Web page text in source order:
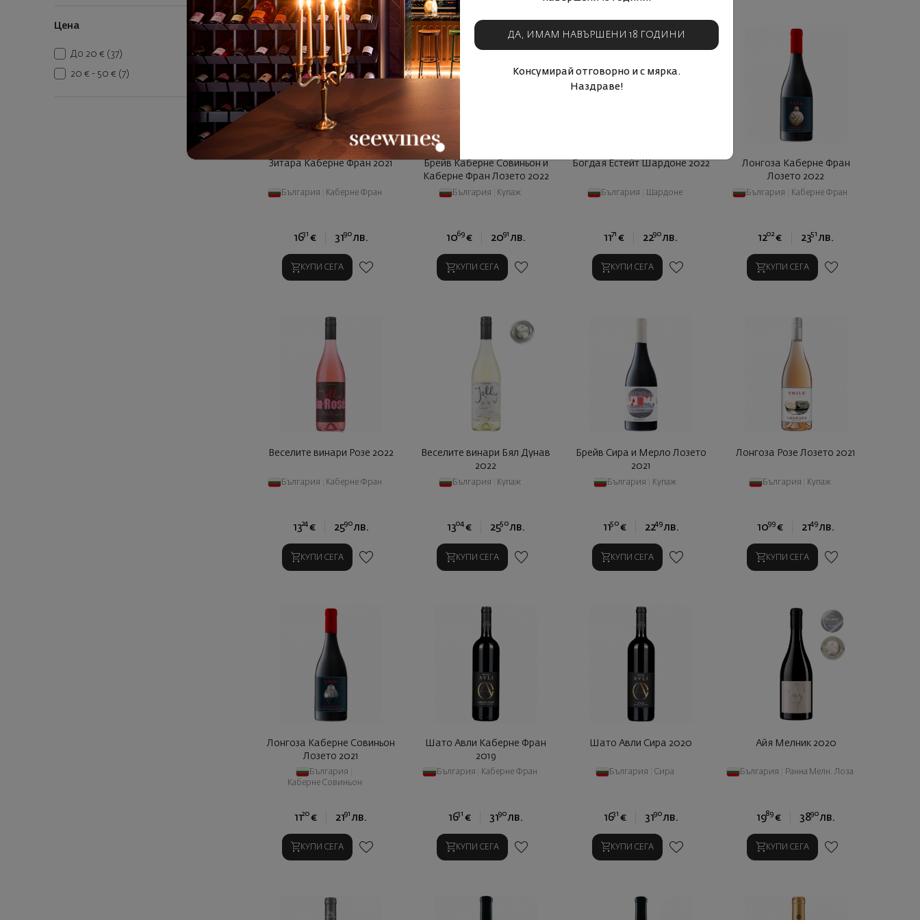
Цена
До 20 € (37)
20 € - 50 € (7)
Зитара Каберне Фран 2021
България Каберне Фран
1631 € 3190 лв.
КУПИ СЕГА
Брейв Каберне Совиньон и
Каберне Фран Лозето 2022
България Купаж
1069 € 2091 лв.
КУПИ СЕГА
Богдая Естейт Шардоне 2022
България Шардоне
1171 € 2290 лв.
КУПИ СЕГА
Лонгоза Каберне Фран
Лозето 2022
България Каберне Фран
1202 € 2351 лв.
КУПИ СЕГА
Веселите винари Розе 2022
България Каберне Фран
1324 € 2590 лв.
КУПИ СЕГА
Веселите винари Бял Дунав
2022
България Купаж
1304 € 2550 лв.
КУПИ СЕГА
Брейв Сира и Мерло Лозето
2021
България Купаж
1150 € 2249 лв.
КУПИ СЕГА
Лонгоза Розе Лозето 2021
България Купаж
1099 € 2149 лв.
КУПИ СЕГА
Лонгоза Каберне Совиньон
Лозето 2021
България
Каберне Совиньон
1120 € 2191 лв.
КУПИ СЕГА
Шато Авли Каберне Фран
2019
България Каберне Фран
1631 € 3190 лв.
КУПИ СЕГА
Шато Авли Сира 2020
България Сира
1631 € 3190 лв.
КУПИ СЕГА
Айя Мелник 2020
България Ранна Мелн. Лоза
1989 € 3890 лв.
КУПИ СЕГА
ДА, ИМАМ НАВЪРШЕНИ 18 ГОДИНИ
Консумирай отговорно и с мярка.
Наздраве!